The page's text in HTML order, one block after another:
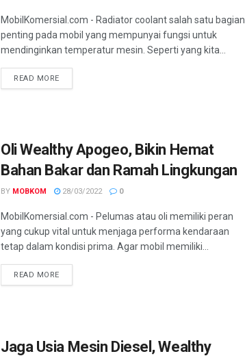
MobilKomersial.com - Radiator coolant salah satu bagian
penting pada mobil yang mempunyai fungsi untuk
mendinginkan temperatur mesin. Seperti yang kita...
READ MORE
Oli Wealthy Apogeo, Bikin Hemat
Bahan Bakar dan Ramah Lingkungan
BY MOBKOM 28/03/2022 0
MobilKomersial.com - Pelumas atau oli memiliki peran
yang cukup vital untuk menjaga performa kendaraan
tetap dalam kondisi prima. Agar mobil memiliki...
READ MORE
Jaga Usia Mesin Diesel, Wealthy